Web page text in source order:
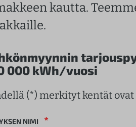
kautta.
000 kWh/vuosi
(*) merkityt kentät
NIMI *